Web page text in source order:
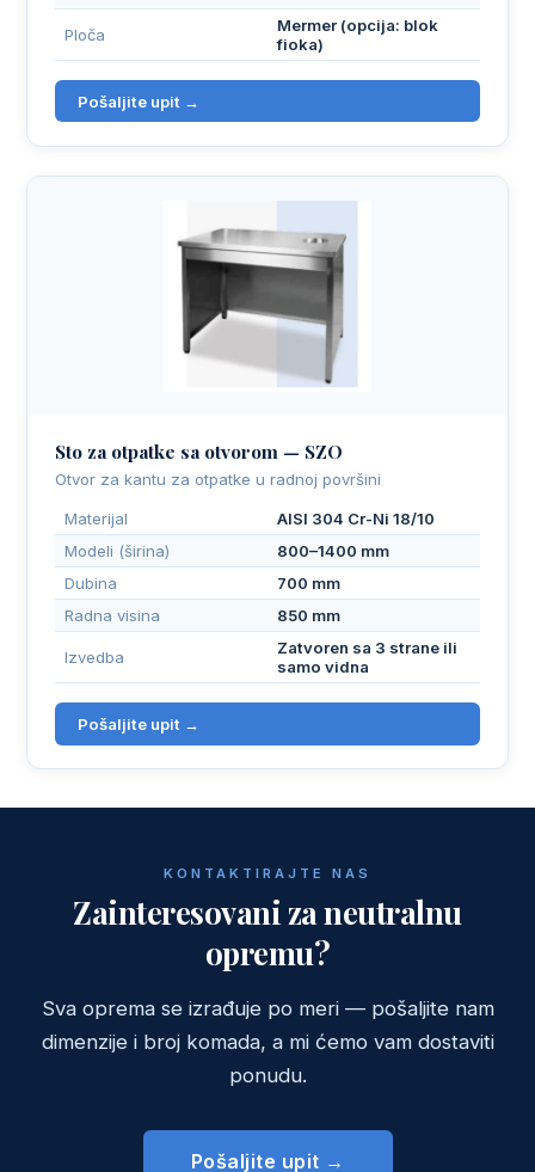
Ploča
Mermer (opcija: blok
fioka)
Pošaljite upit →
Sto za otpatke sa otvorom — SZO
Otvor za kantu za otpatke u radnoj površini
Materijal
AISI 304 Cr-Ni 18/10
Modeli (širina)
800–1400 mm
Dubina
700 mm
Radna visina
850 mm
Izvedba
Zatvoren sa 3 strane ili
samo vidna
Pošaljite upit →
KONTAKTIRAJTE NAS
Zainteresovani za neutralnu
opremu?
Sva oprema se izrađuje po meri — pošaljite nam
dimenzije i broj komada, a mi ćemo vam dostaviti
ponudu.
Pošaljite upit →